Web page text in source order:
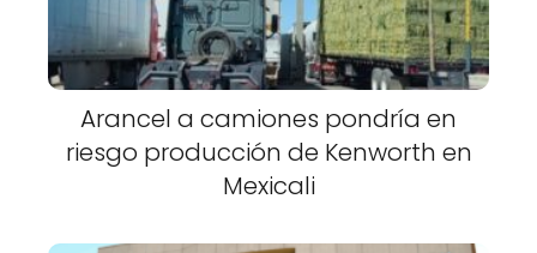
Arancel a camiones pondría en
riesgo producción de Kenworth en
Mexicali